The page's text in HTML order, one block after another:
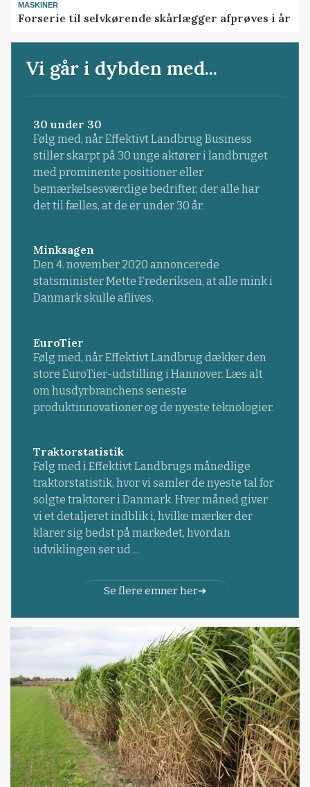
MASKINER
Forserie til selvkørende skårlægger afprøves i år
Vi går i dybden med...
30 under 30
Følg med, når Effektivt Landbrug Business
stiller skarpt på 30 unge aktører i landbruget
med prominente positioner eller
bemærkelsesværdige bedrifter, der alle har
det til fælles, at de er under 30 år.
Minksagen
Den 4. november 2020 annoncerede
statsminister Mette Frederiksen, at alle mink i
Danmark skulle aflives.
EuroTier
Følg med, når Effektivt Landbrug dækker den
store EuroTier-udstilling i Hannover. Læs alt
om husdyrbranchens seneste
produktinnovationer og de nyeste teknologier.
Traktorstatistik
Følg med i Effektivt Landbrugs månedlige
traktorstatistik, hvor vi samler de nyeste tal for
solgte traktorer i Danmark. Hver måned giver
vi et detaljeret indblik i, hvilke mærker der
klarer sig bedst på markedet, hvordan
udviklingen ser ud ...
Se flere emner her